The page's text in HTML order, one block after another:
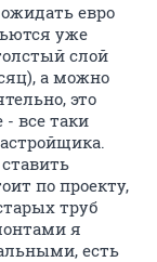
евро
уже
слой
а можно
это
все таки
по проекту,
труб
я
есть